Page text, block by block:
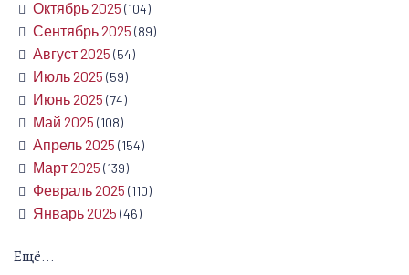
Октябрь 2025 (104)
Сентябрь 2025 (89)
Август 2025 (54)
Июль 2025 (59)
Июнь 2025 (74)
Май 2025 (108)
Апрель 2025 (154)
Март 2025 (139)
Февраль 2025 (110)
Январь 2025 (46)
Ещё...